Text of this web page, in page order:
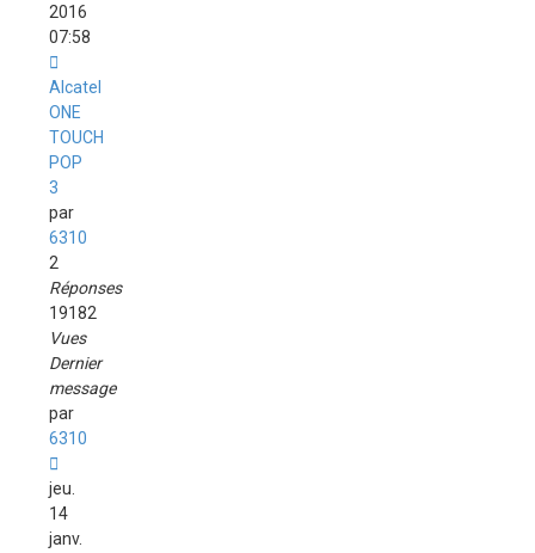
2016
07:58
Alcatel
ONE
TOUCH
POP
3
par
6310
2
Réponses
19182
Vues
Dernier
message
par
6310
jeu.
14
janv.